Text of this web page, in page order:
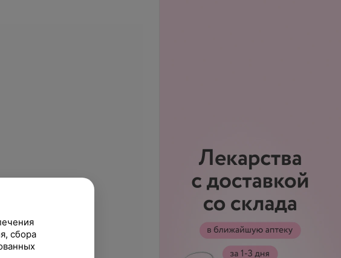
Повторный комплексный
Подбор контактных линз
(первичный)
сбора